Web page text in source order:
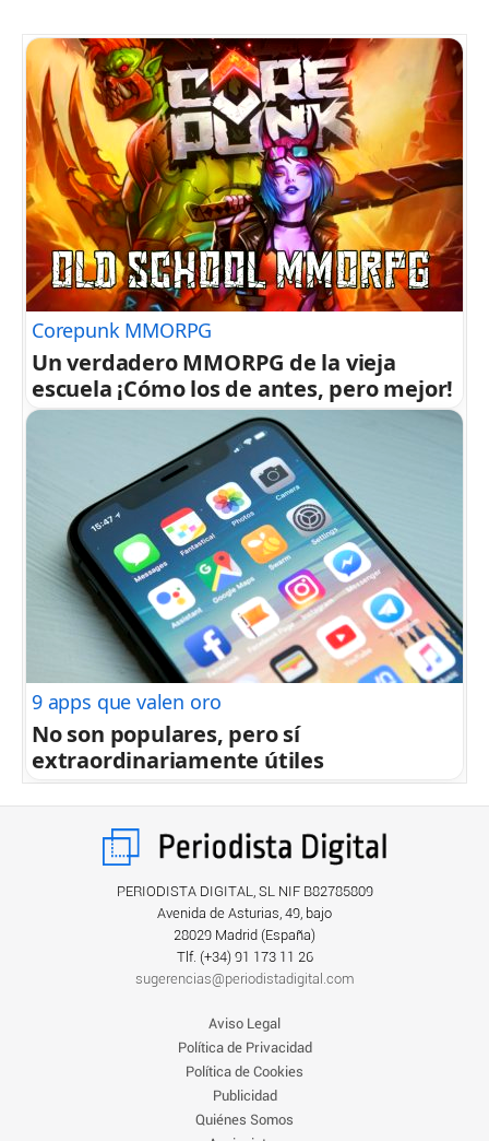
Corepunk MMORPG
Un verdadero MMORPG de la vieja
escuela ¡Cómo los de antes, pero mejor!
9 apps que valen oro
No son populares, pero sí
extraordinariamente útiles
PERIODISTA DIGITAL, SL NIF B82785809
Avenida de Asturias, 49, bajo
28029 Madrid (España)
Tlf. (+34) ‎91 173 11 26
sugerencias@periodistadigital.com
Aviso Legal
Política de Privacidad
Política de Cookies
Publicidad
Quiénes Somos